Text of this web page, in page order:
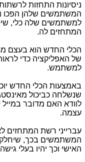
ניסיונות התחזות
המשתמשים שלהן הפכו
למשתמשים שלה כלי,
המתחזים לה.
הכלי החדש הוא בעצם
של האפליקציה כדי
למשתמש.
באמצעות הכלי החדש
שנשלחה כביכול
לוודא האם מדובר
עצמה.
עברייני רשת המתחזים
המשתמשים בכך,
האישי וכך יהיו בעלי